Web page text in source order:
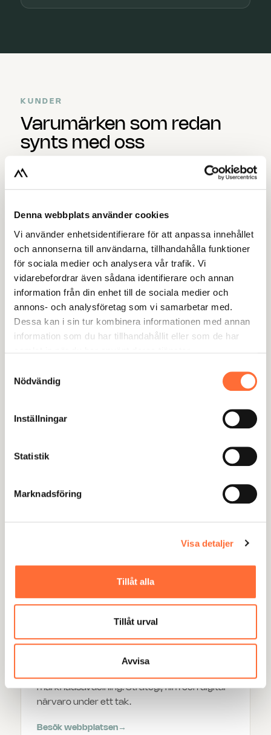
Denna webbplats använder cookies
Vi använder enhetsidentifierare för att anpassa innehållet
och annonserna till användarna, tillhandahålla funktioner
för sociala medier och analysera vår trafik. Vi
vidarebefordrar även sådana identifierare och annan
information från din enhet till de sociala medier och
annons- och analysföretag som vi samarbetar med.
Dessa kan i sin tur kombinera informationen med annan
information som du har tillhandahållit eller som de har
Nödvändig
Inställningar
Statistik
Marknadsföring
Visa detaljer
Tillåt alla
Tillåt urval
Avvisa
KUNDER
Varumärken som redan
synts med oss
Ett urval av företag vi hjälpt växa — från lokala
favoriter till globala namn.
Porsche Center Kalmar
Foto, företagsfilm och content som
samspelar för att förmedla varumärkets själ.
Besök webbplatsen →
sökmotorsynlighet någonsin.
Besök webbplatsen
etablera sig som en stark ny aktör på
bostadsmarknaden.
Hansa Bygg
marknadsavdelning. Strategi, film och digital
närvaro under ett tak.
Besök webbplatsen →